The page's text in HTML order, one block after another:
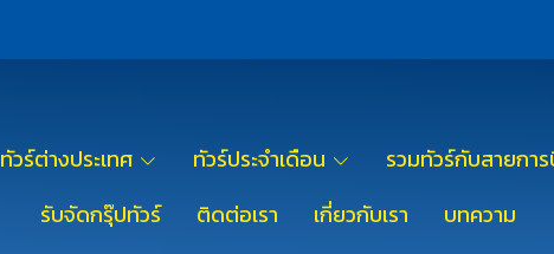
ทัวร์ต่างประเทศ ทัวร์ประจำเดือน
รวมทัวร์กับสายกา
รับจัดกรุ๊ปทัวร์
ติดต่อเรา เกี่ยวกับเรา บทความ